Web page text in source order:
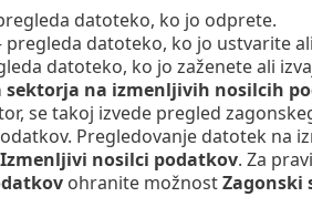
datoteko, ko jo odprete.
pregleda datoteko, ko jo ustvarite
datoteko, ko jo zaženete ali
sektorja na izmenljivih nosilcih
se takoj izvede pregled
Pregledovanje datotek na
Izmenljivi nosilci podatkov. Za
ohranite možnostZagonski